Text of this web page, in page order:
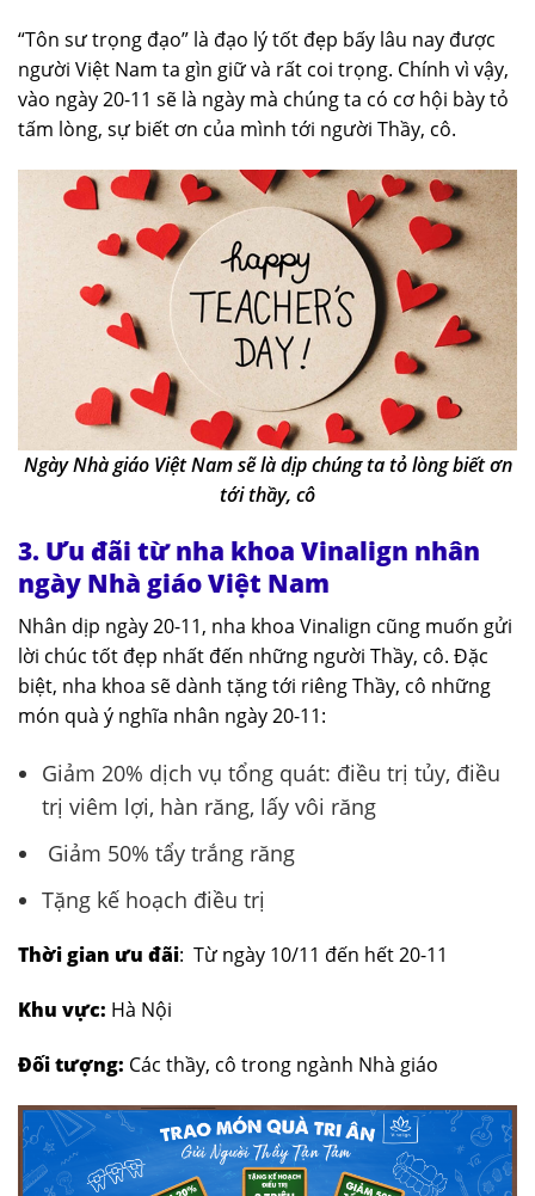
“Tôn sư trọng đạo” là đạo lý tốt đẹp bấy lâu nay được
người Việt Nam ta gìn giữ và rất coi trọng. Chính vì vậy,
vào ngày 20-11 sẽ là ngày mà chúng ta có cơ hội bày tỏ
tấm lòng, sự biết ơn của mình tới người Thầy, cô.
Ngày Nhà giáo Việt Nam sẽ là dịp chúng ta tỏ lòng biết ơn
tới thầy, cô
3. Ưu đãi từ nha khoa Vinalign nhân
ngày Nhà giáo Việt Nam
Nhân dịp ngày 20-11, nha khoa Vinalign cũng muốn gửi
lời chúc tốt đẹp nhất đến những người Thầy, cô. Đặc
biệt, nha khoa sẽ dành tặng tới riêng Thầy, cô những
món quà ý nghĩa nhân ngày 20-11:
Giảm 20% dịch vụ tổng quát: điều trị tủy, điều
trị viêm lợi, hàn răng, lấy vôi răng
Giảm 50% tẩy trắng răng
Tặng kế hoạch điều trị
Thời gian ưu đãi: Từ ngày 10/11 đến hết 20-11
Khu vực: Hà Nội
Đối tượng: Các thầy, cô trong ngành Nhà giáo